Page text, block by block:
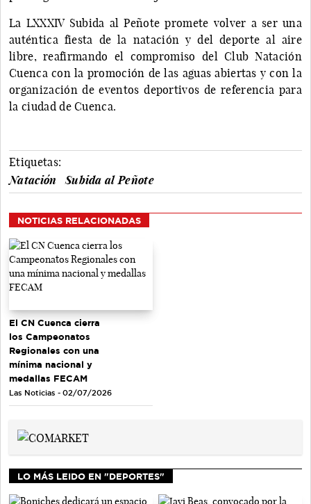
La LXXXIV Subida al Peñote promete volver a ser una
auténtica fiesta de la natación y del deporte al aire
libre, reafirmando el compromiso del Club Natación
Cuenca con la promoción de las aguas abiertas y con la
organización de eventos deportivos de referencia para
la ciudad de Cuenca.
Etiquetas:
Natación
Subida al Peñote
NOTICIAS RELACIONADAS
El CN Cuenca cierra
los Campeonatos
Regionales con una
mínima nacional y
medallas FECAM
Las Noticias - 02/07/2026
LO MÁS LEIDO EN "DEPORTES"